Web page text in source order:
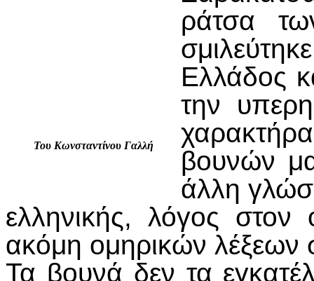
Του Κωνσταντίνου Γαλλή
ράτσα
Ελλάδος
την
βουνών
άλλη
ελληνικής, λόγος στον
ακόμη ομηρικών λέξεων
Τα βουνά δεν τα